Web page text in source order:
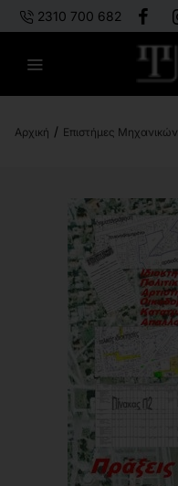
2310 700 682
Επιστήμες Μηχανικών